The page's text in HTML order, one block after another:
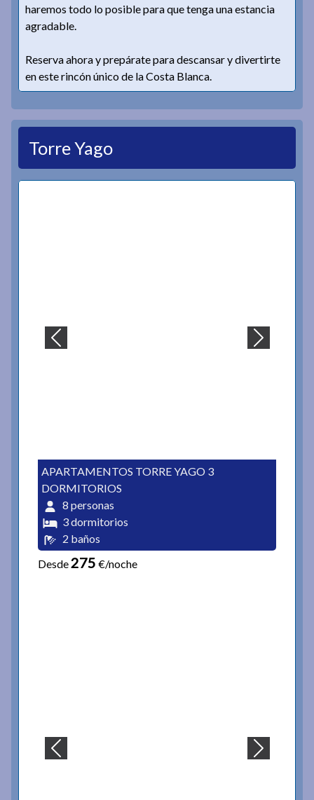
haremos todo lo posible para que tenga una estancia
agradable.
Reserva ahora y prepárate para descansar y divertirte
en este rincón único de la Costa Blanca.
Torre Yago
APARTAMENTOS TORRE YAGO 3
DORMITORIOS
8 personas
3 dormitorios
2 baños
Desde275 €/noche